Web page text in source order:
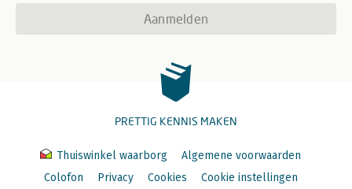
Aanmelden
PRETTIG KENNIS MAKEN
Thuiswinkel waarborg
Algemene voorwaarden
Colofon
Privacy Cookies Cookie instellingen